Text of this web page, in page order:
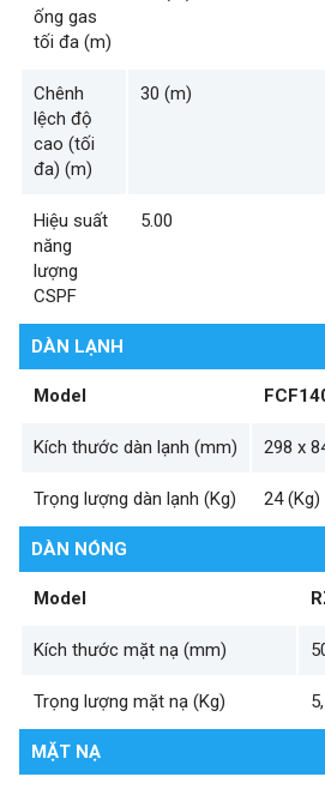
ống gas
tối đa (m)
Chênh
lệch độ
cao (tối
đa) (m)
30 (m)
Hiệu suất
năng
lượng
CSPF
5.00
DÀN LẠNH
Model
Kích thước dàn lạnh (mm) 298 x
Trọng lượng dàn lạnh (Kg) 24 (Kg)
DÀN NÓNG
Model
Kích thước mặt nạ (mm)
Trọng lượng mặt nạ (Kg)
MẶT NẠ